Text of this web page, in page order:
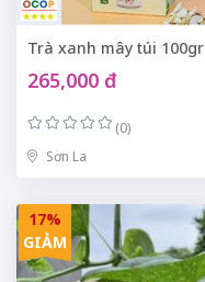
Trà xanh mây túi 100gr
265,000 đ
(0)
Sơn La
17%
GIẢM